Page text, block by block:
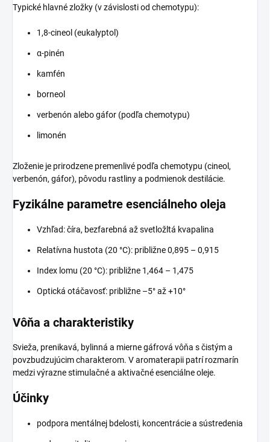
Typické hlavné zložky (v závislosti od chemotypu):
1,8-cineol (eukalyptol)
α-pinén
kamfén
borneol
verbenón alebo gáfor (podľa chemotypu)
limonén
Zloženie je prirodzene premenlivé podľa chemotypu (cineol,
verbenón, gáfor), pôvodu rastliny a podmienok destilácie.
Fyzikálne parametre esenciálneho oleja
Vzhľad: číra, bezfarebná až svetložltá kvapalina
Relatívna hustota (20 °C): približne 0,895 – 0,915
Index lomu (20 °C): približne 1,464 – 1,475
Optická otáčavosť: približne –5° až +10°
Vôňa a charakteristiky
Svieža, prenikavá, bylinná a mierne gáfrová vôňa s čistým a
povzbudzujúcim charakterom. V aromaterapii patrí rozmarín
medzi výrazne stimulačné a aktivačné esenciálne oleje.
Účinky
podpora mentálnej bdelosti, koncentrácie a sústredenia